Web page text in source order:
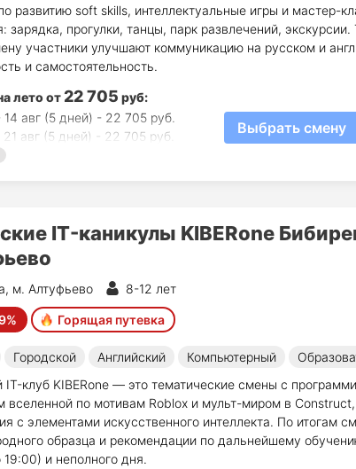
развитию soft skills, интеллектуальные игры и мастер-
зарядка, прогулки, танцы, парк развлечений,
участники улучшают коммуникацию на русском и
и самостоятельность.
летоот22 705 руб:
14 авг (5 дней) - 22 705 руб.
21 авг (5 дней) - 22 705 руб.
Выбрать смену
IT-каникулы KIBERone
м. Алтуфьево 8-12 лет
Горящая путевка
Городской Английский Компьютерный
IT-клуб KIBERone — это тематические смены с
вселенной по мотивам Roblox и мульт-миром в
с элементами искусственного интеллекта. По итогам
образца и рекомендации по дальнейшему
и неполного дня.